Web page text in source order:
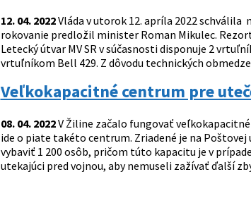
12. 04. 2022Vláda v utorok 12. apríla 2022
rokovanie predložil minister Roman Mikulec.
Letecký útvar MV SR v súčasnosti disponuje 2
vrtuľníkom Bell 429. Z dôvodu technických
Veľkokapacitné centrum pre
08. 04. 2022V Žiline začalo fungovať
ide o piate takéto centrum. Zriadené je na
vybaviť 1 200 osôb, pričom túto kapacitu je v
utekajúci pred vojnou, aby nemuseli zažívať ďalší